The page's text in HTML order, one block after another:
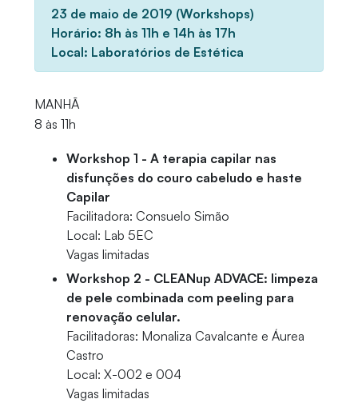
23 de maio de 2019 (Workshops)
Horário: 8h às 11h e 14h às 17h
Local: Laboratórios de Estética
MANHÃ
8 às 11h
Workshop 1 - A terapia capilar nas
disfunções do couro cabeludo e haste
Capilar
Facilitadora: Consuelo Simão
Local: Lab 5EC
Vagas limitadas
Workshop 2 - CLEANup ADVACE: limpeza
de pele combinada com peeling para
renovação celular.
Facilitadoras: Monaliza Cavalcante e Áurea
Castro
Local: X-002 e 004
Vagas limitadas